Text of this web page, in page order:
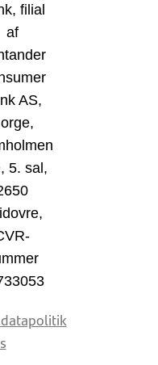
filial
af
AS,
5. sal,